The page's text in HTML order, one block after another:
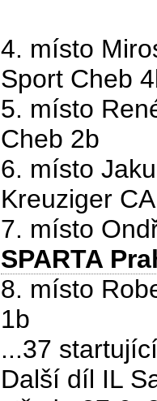
4. místo
Sport Cheb
5. místo
Cheb 2b
6. místo
Kreuziger
7. místo
SPARTA
8. místo
1b
...37
Další díl IL